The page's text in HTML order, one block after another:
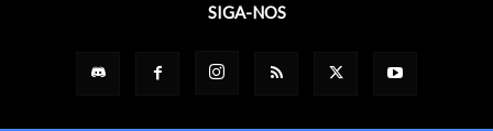
SIGA-NOS